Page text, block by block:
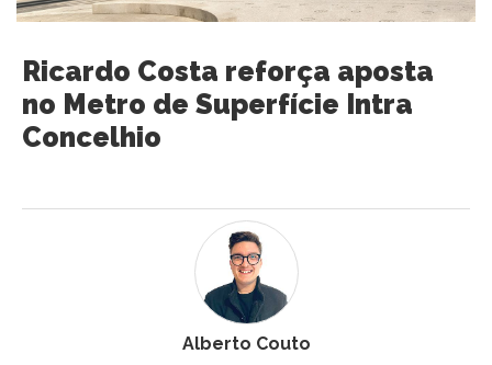
Ricardo Costa reforça aposta
no Metro de Superfície Intra
Concelhio
Alberto Couto